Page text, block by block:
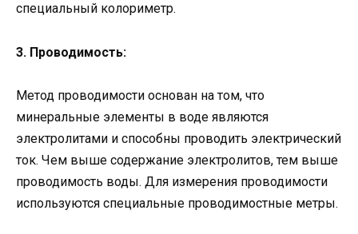
специальный колориметр.
3. Проводимость:
Метод проводимости основан на том, что
минеральные элементы в воде являются
электролитами и способны проводить электрический
ток. Чем выше содержание электролитов, тем выше
проводимость воды. Для измерения проводимости
используются специальные проводимостные метры.